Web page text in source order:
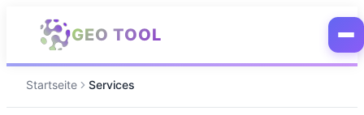
Zum Hauptinhalt springen
GEO TOOL
Startseite Services